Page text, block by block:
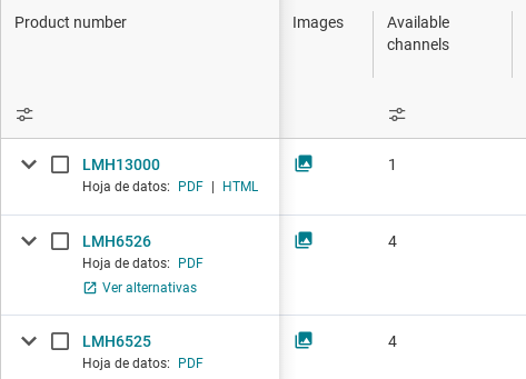
Productos DLP
Product number
Available
channels
Images
LMH13000
Hoja de datos: PDF HTML
LMH6526
Hoja de datos:
PDF
Ver alternativas
LMH6525
Hoja de datos: PDF
1
4
4